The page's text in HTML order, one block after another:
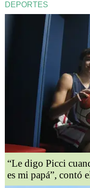
DEPORTES
“Le digo Picci
es mi papá”, contó